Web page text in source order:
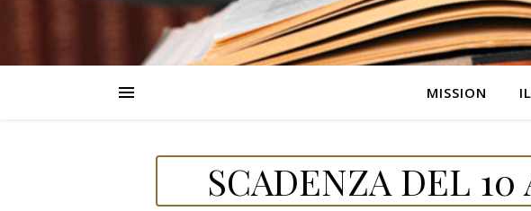
MISSION
SCADENZA DEL 10